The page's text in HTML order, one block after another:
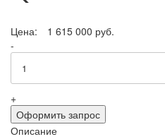
Цена:
1 615 000 руб.
-
+
Оформить запрос
Описание